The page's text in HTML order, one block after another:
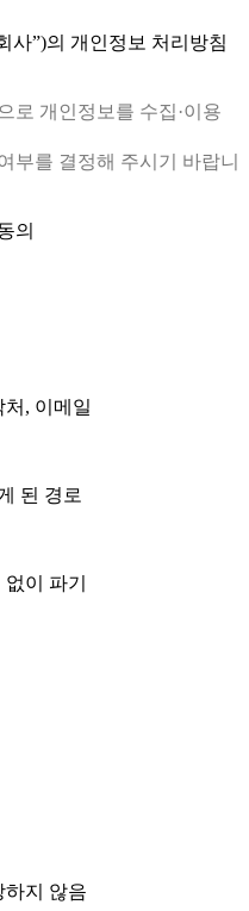
사”)의 개인정보 처리방침
로 개인정보를 수집·이용
부를 결정해 주시기 바랍니
의
, 이메일
된 경로
이 파기
하지 않음